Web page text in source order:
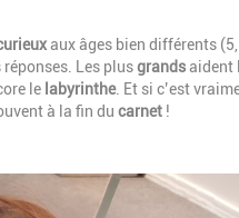
aux âges bien différents (5,
Les plusgrandsaident
le labyrinthe. Et si c’est
à la fin du carnet !